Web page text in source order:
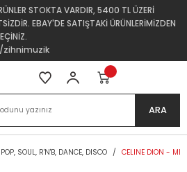
STOKTA VARDIR, 5400 TL ÜZERİ
EBAY'DE SATIŞTAKİ ÜRÜNLERİMİZDEN
ARA
SOUL, R'N'B, DANCE, DISCO CELINE DION -